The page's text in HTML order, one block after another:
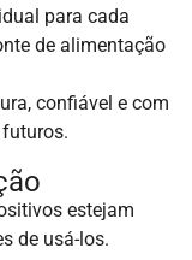
para cada
de alimentação
confiável e com
estejam
de usá-los.